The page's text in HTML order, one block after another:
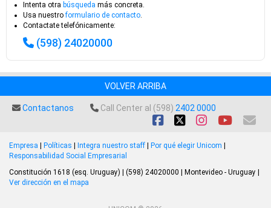
Intenta otra búsqueda más concreta.
Usa nuestroformulario de contacto.
Contactate telefónicamente:
(598) 24020000
VOLVER ARRIBA
Contactanos Call Center al (598) 2402 0000
Empresa Políticas Integra nuestro staff Por qué elegir Unicom
Responsabilidad Social Empresarial
Constitución 1618 (esq. Uruguay) | (598) 24020000 | Montevideo - Uruguay |
Ver dirección en el mapa